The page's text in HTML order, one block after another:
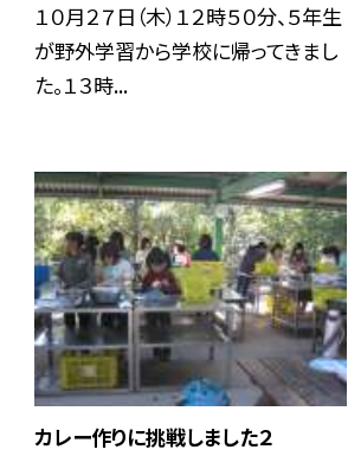
１０月２７日（木）１２時５０分、５年生
が野外学習から学校に帰ってきまし
た。１３時...
カレー作りに挑戦しました２